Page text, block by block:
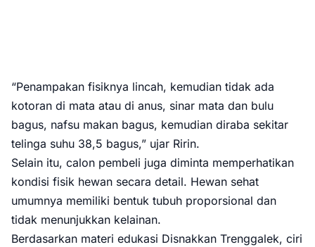
“Penampakan fisiknya lincah, kemudian tidak ada
kotoran di mata atau di anus, sinar mata dan bulu
bagus, nafsu makan bagus, kemudian diraba sekitar
telinga suhu 38,5 bagus,” ujar Ririn.
Selain itu, calon pembeli juga diminta memperhatikan
kondisi fisik hewan secara detail. Hewan sehat
umumnya memiliki bentuk tubuh proporsional dan
tidak menunjukkan kelainan.
Berdasarkan materi edukasi Disnakkan Trenggalek, ciri